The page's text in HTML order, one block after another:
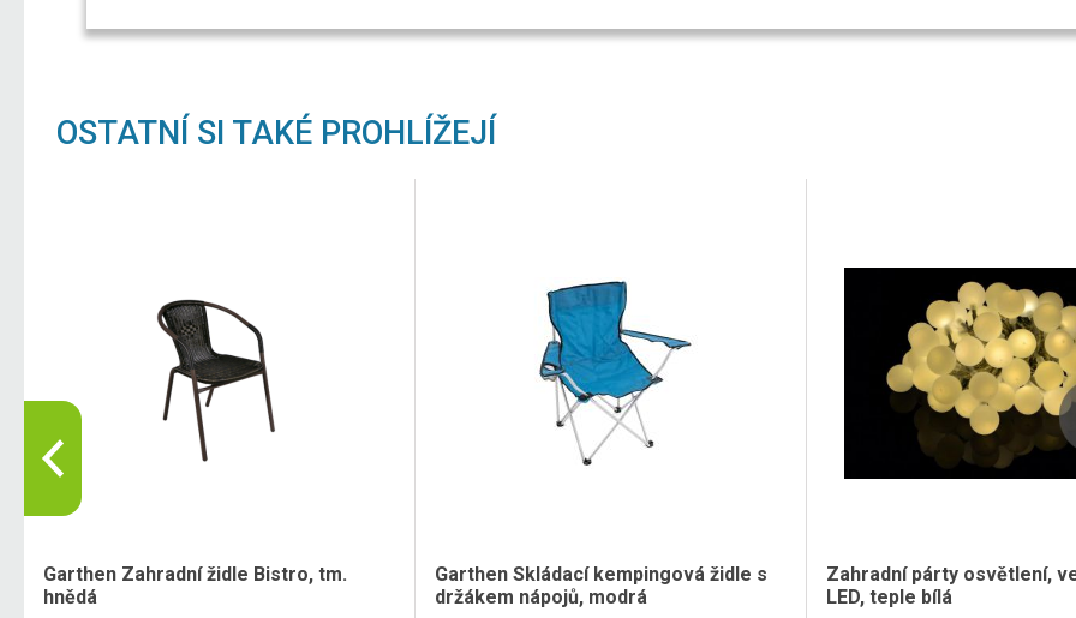
OSTATNÍ SI TAKÉ PROHLÍŽEJÍ
Garthen Zahradní židle Bistro, tm.
hnědá
Garthen Skládací kempingová židle s
držákem nápojů, modrá
Zahradní párty osvětlení,
LED, teple bílá